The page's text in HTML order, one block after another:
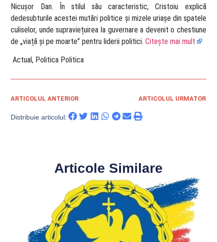
Nicușor Dan. În stilul său caracteristic, Cristoiu explică
dedesubturile acestei mutări politice și mizele uriașe din spatele
culiselor, unde supraviețuirea la guvernare a devenit o chestiune
de „viață și pe moarte” pentru liderii politici.Citește mai mult
​ Actual, Politica Politica
ARTICOLUL ANTERIOR ARTICOLUL URMATOR
Distribuie articolul:
Articole Similare